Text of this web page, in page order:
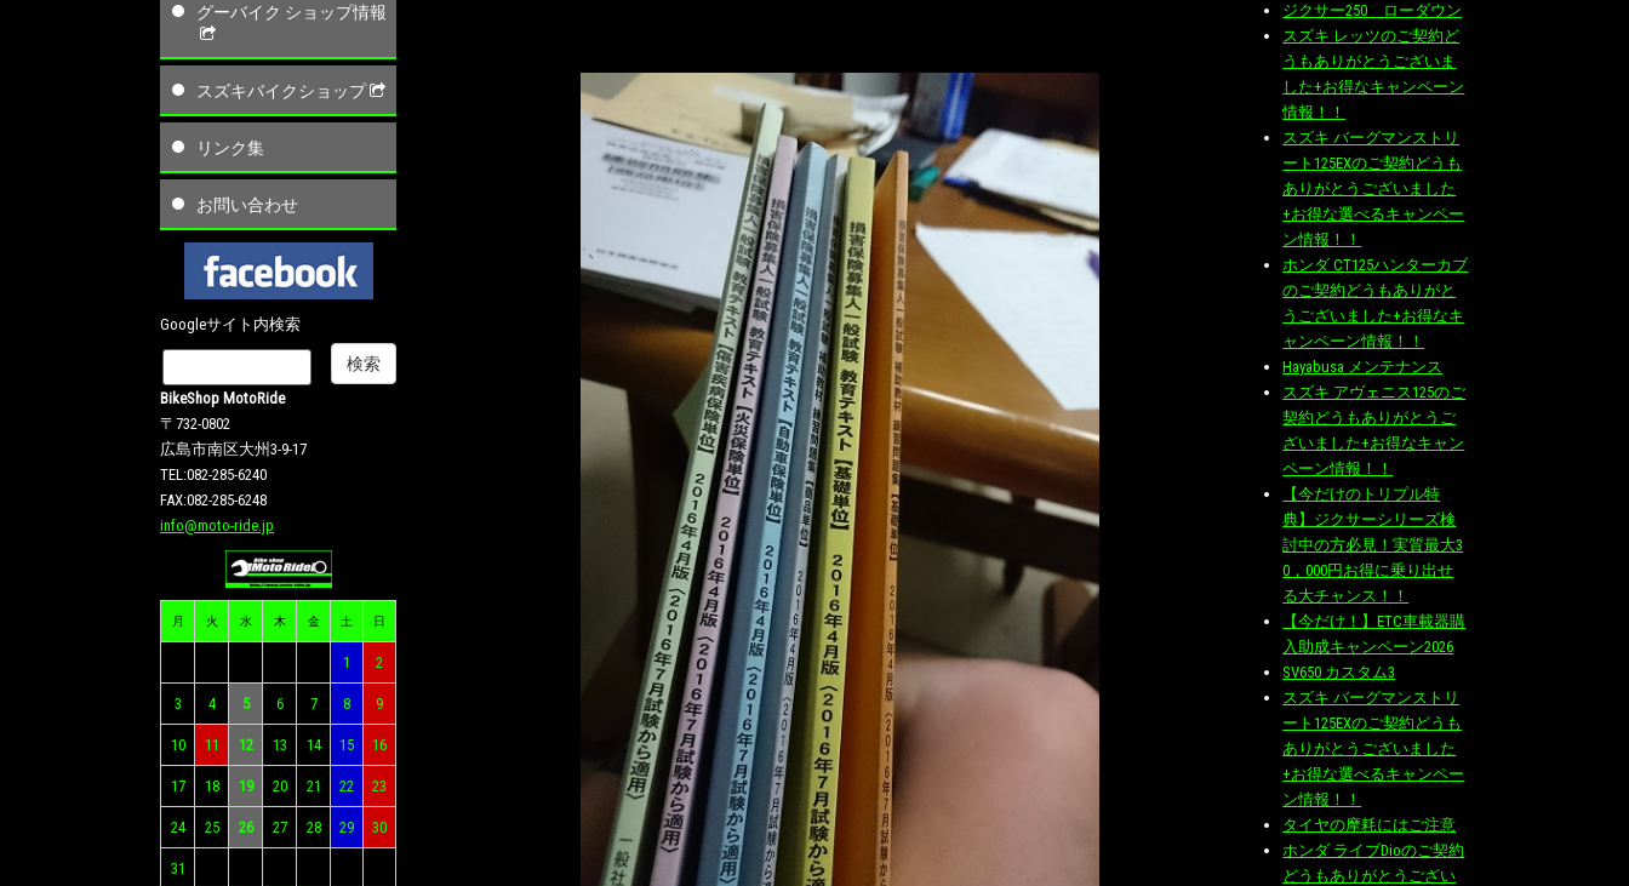
グーバイク ショップ情報
スズキバイクショップ
リンク集
お問い合わせ
Googleサイト内検索
BikeShop MotoRide
〒732-0802
広島市南区大州3-9-17
TEL:082-285-6240
FAX:082-285-6248
info@moto-ride.jp
月 火 水 木 金 土 日
1 2
3 4 5 6 7 8 9
10 11 12 13 14 15 16
17 18 19 20 21 22 23
24 25 26 27 28 29 30
31
ジクサー250 ローダウン
スズキ レッツのご契約ど
うもありがとうございま
した+お得なキャンペーン
情報！！
スズキ バーグマンストリ
ート125EXのご契約どうも
ありがとうございました
+お得な選べるキャンペー
ン情報！！
ホンダ CT125ハンターカブ
のご契約どうもありがと
うございました+お得なキ
ャンペーン情報！！
Hayabusa メンテナンス
スズキ アヴェニス125のご
契約どうもありがとうご
ざいました+お得なキャン
ペーン情報！！
【今だけのトリプル特
典】ジクサーシリーズ検
討中の方必見！実質最大3
0，000円お得に乗り出せ
る大チャンス！！
【今だけ！】ETC車載器購
入助成キャンペーン2026
SV650 カスタム3
スズキ バーグマンストリ
ート125EXのご契約どうも
ありがとうございました
+お得な選べるキャンペー
ン情報！！
タイヤの摩耗にはご注意
ホンダ ライブDioのご契約
どうもありがとうござい